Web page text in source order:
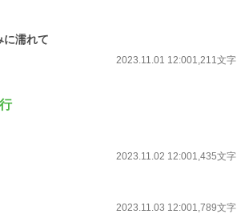
(27,362 位)
に濡れて
2023.11.01 12:001,211文字
2023.11.02 12:001,435文字
2023.11.03 12:001,789文字